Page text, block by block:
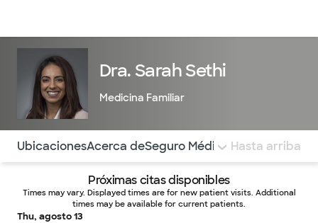
Dra. Sarah Sethi
Medicina Familiar
Utilice esta navegación para saltar rápidamente a
UbicacionesAcerca deSeguro Médico COMENTARIOS
Hasta arriba
Próximas citas disponibles
Times may vary. Displayed times are for new patient visits. Additional
times may be available for current patients.
Thu, agosto 13